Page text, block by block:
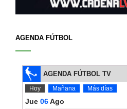
AGENDA FÚTBOL